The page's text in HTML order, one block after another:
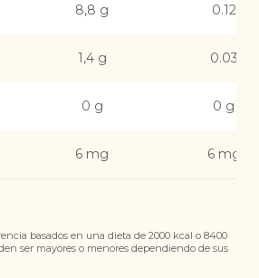
8,8 g 0.12
1,4 g 0.03
0 g 0 g
6 mg 6 mg
basados ​​en una dieta de 2000 kcal o 8400
ser mayores o menores dependiendo de sus